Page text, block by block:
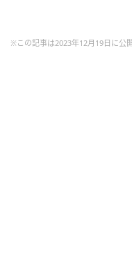
※この記事は2023年12月19日に公